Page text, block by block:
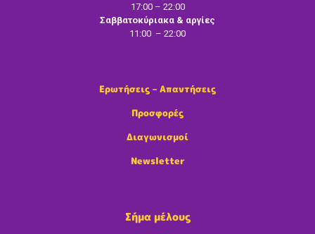
17:00 – 22:00
Σαββατοκύριακα & αργίες
11:00 – 22:00
Ερωτήσεις – Απαντήσεις
Προσφορές
Διαγωνισμοί
Newsletter
Σήμα μέλους